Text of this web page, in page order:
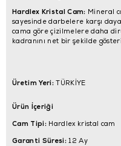
Hardlex Kristal Cam: Mineral
sayesinde darbelere karşı
cama göre çizilmelere daha
kadranını net bir şekilde
Üretim Yeri:TÜRKİYE
Ürün İçeriği
Cam Tipi:Hardlex kristal cam
Garanti Süresi:12 Ay